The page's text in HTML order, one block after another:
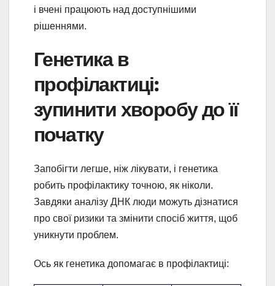
і вчені працюють над доступнішими
рішеннями.
Генетика в
профілактиці:
зупинити хворобу до її
початку
Запобігти легше, ніж лікувати, і генетика
робить профілактику точною, як ніколи.
Завдяки аналізу ДНК люди можуть дізнатися
про свої ризики та змінити спосіб життя, щоб
уникнути проблем.
Ось як генетика допомагає в профілактиці: